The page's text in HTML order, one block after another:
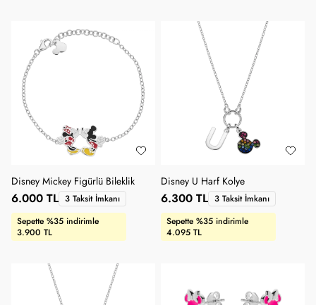
Disney Mickey Figürlü Bileklik
Sepette %35 indirimle
3.900 TL
6.000 TL 3 Taksit İmkanı
Disney U Harf Kolye
Sepette %35 indirimle
4.095 TL
6.300 TL 3 Taksit İmkanı